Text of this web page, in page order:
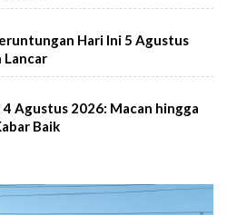
Hari Ini 5 Agustus
Lancar
Agustus 2026: Macan hingga
Baik